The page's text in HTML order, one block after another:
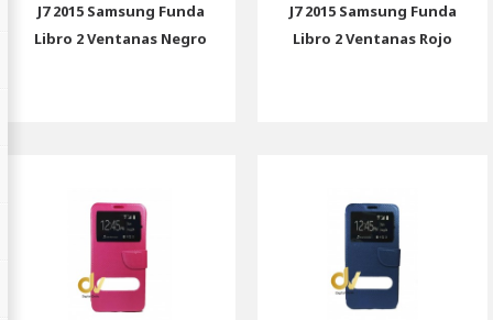
J7 2015 Samsung Funda
Libro 2 Ventanas Negro
J7 2015 Samsung Funda
Libro 2 Ventanas Rojo